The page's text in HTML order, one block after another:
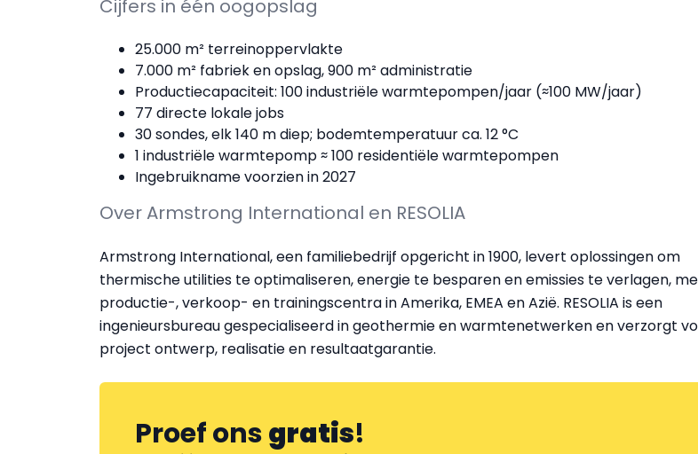
Cijfers in één oogopslag
25.000 m² terreinoppervlakte
7.000 m² fabriek en opslag, 900 m² administratie
Productiecapaciteit: 100 industriële warmtepompen/jaar (≈100 MW/jaar)
77 directe lokale jobs
30 sondes, elk 140 m diep; bodemtemperatuur ca. 12 °C
1 industriële warmtepomp ≈ 100 residentiële warmtepompen
Ingebruikname voorzien in 2027
Over Armstrong International en RESOLIA
Armstrong International, een familiebedrijf opgericht in 1900, levert oplossingen om
thermische utilities te optimaliseren, energie te besparen en emissies te verlagen,
productie-, verkoop- en trainingscentra in Amerika, EMEA en Azië. RESOLIA is een
ingenieursbureau gespecialiseerd in geothermie en warmtenetwerken en verzorgt
project ontwerp, realisatie en resultaatgarantie.
Proef onsgratis!